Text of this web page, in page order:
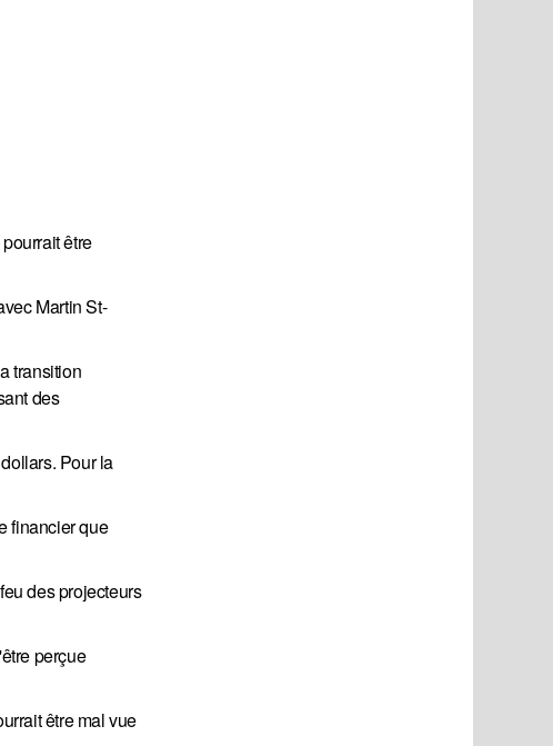
être
Martin St-
transition
des
Pour la
financier que
des projecteurs
perçue
être mal vue